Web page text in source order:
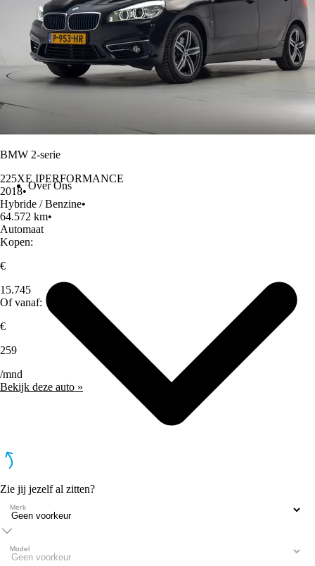
Over Ons
BMW 2-serie
225XE IPERFORMANCE
2018•
Hybride / Benzine•
64.572 km•
Automaat
Kopen:
€
15.745
Of vanaf:
€
259
/mnd
Bekijk deze auto »
Zie jij jezelf al zitten?
Merk
Model